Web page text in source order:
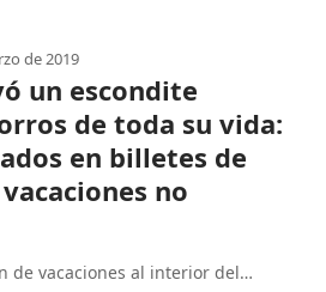
de 2019
un escondite
de toda su vida:
en billetes de
no
de vacaciones al interior del…